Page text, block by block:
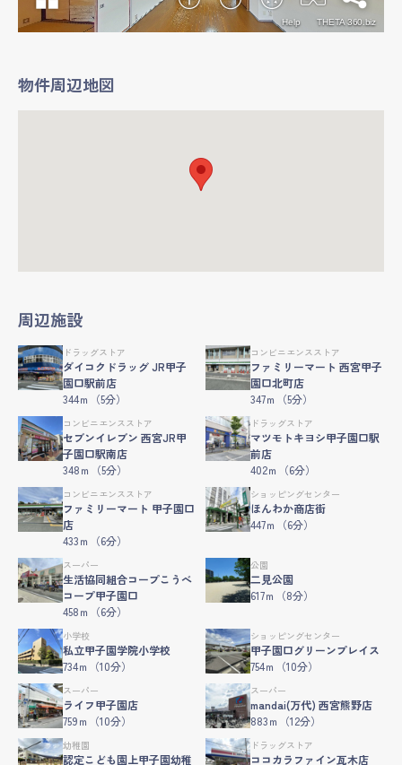
物件周辺地図
周辺施設
ドラッグストア
ダイコクドラッグ JR甲子
園口駅前店
344ｍ（5分）
コンビニエンスストア
ファミリーマート 西宮甲子
園口北町店
347ｍ（5分）
コンビニエンスストア
セブンイレブン 西宮JR甲
子園口駅南店
348ｍ（5分）
ドラッグストア
マツモトキヨシ甲子園口駅
前店
402ｍ（6分）
コンビニエンスストア
ファミリーマート 甲子園口
店
433ｍ（6分）
ショッピングセンター
ほんわか商店街
447ｍ（6分）
スーパー
生活協同組合コープこうべ
コープ甲子園口
458ｍ（6分）
公園
二見公園
617ｍ（8分）
小学校
私立甲子園学院小学校
734ｍ（10分）
ショッピングセンター
甲子園口グリーンプレイス
754ｍ（10分）
スーパー
ライフ甲子園店
759ｍ（10分）
スーパー
mandai(万代) 西宮熊野店
883ｍ（12分）
幼稚園
認定こども園上甲子園幼稚
ドラッグストア
ココカラファイン瓦木店